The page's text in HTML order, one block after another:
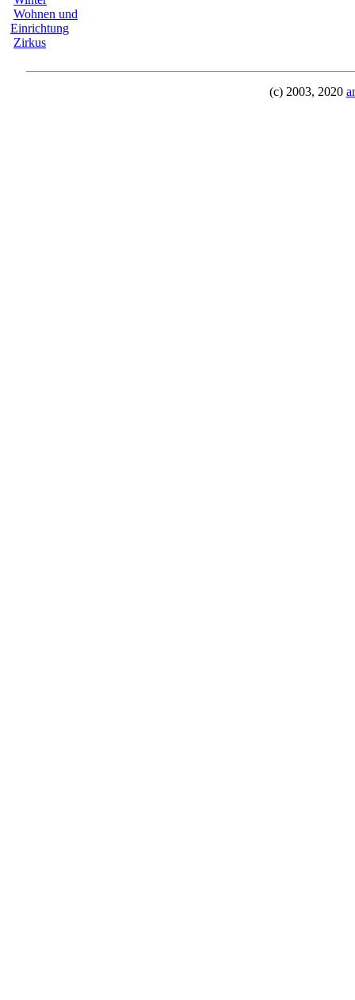
Wohnen und
Einrichtung
Zirkus
(c) 2003, 2020